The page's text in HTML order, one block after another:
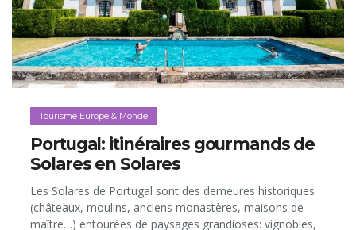
Tourisme Europe & Monde
Portugal: itinéraires gourmands de
Solares en Solares
Les Solares de Portugal sont des demeures historiques
(châteaux, moulins, anciens monastères, maisons de
maître…) entourées de paysages grandioses: vignobles,